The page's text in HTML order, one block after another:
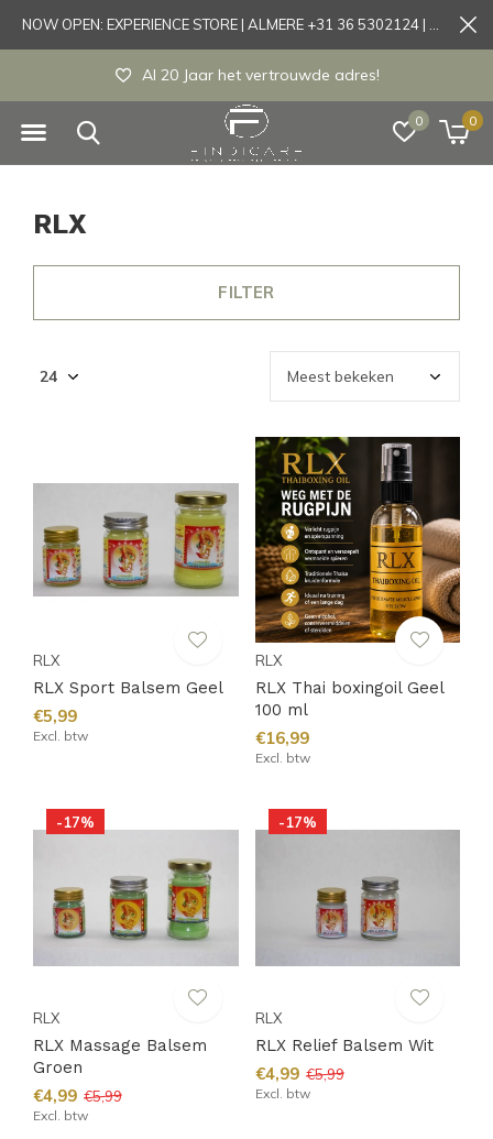
0 0
Al 20 Jaar het vertrouwde adres!
RLX
FILTER
RLX
RLX Sport Balsem Geel
€5,99
Excl. btw
RLX
RLX Thai boxingoil Geel
100 ml
€16,99
Excl. btw
-17%
RLX
RLX Massage Balsem
Groen
€4,99 €5,99
Excl. btw
-17%
RLX
RLX Relief Balsem Wit
€4,99 €5,99
Excl. btw